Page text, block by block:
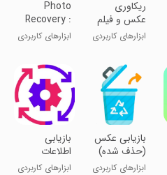
‏ریکاوری
عکس و فیلم
های پاک شده
ابزارهای کاربردی
Photo
Recovery :
Smart
Recover
ابزارهای کاربردی
بازیابی عکس
(حذف شده)
ابزارهای کاربردی
بازیابی
اطلاعات
ابزارهای کاربردی